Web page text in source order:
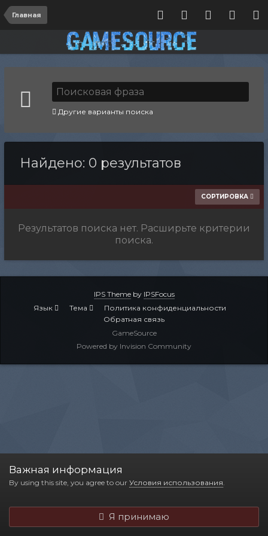
Главная
Другие варианты поиска
Найдено: 0 результатов
СОРТИРОВКА
Результатов поиска нет. Расширьте критерии
поиска.
IPS Themeby IPSFocus
Язык
Тема
Политика конфиденциальности
Обратная связь
GameSource
Powered by Invision Community
Важная информация
By using this site, you agree to our Условия использования.
Я принимаю